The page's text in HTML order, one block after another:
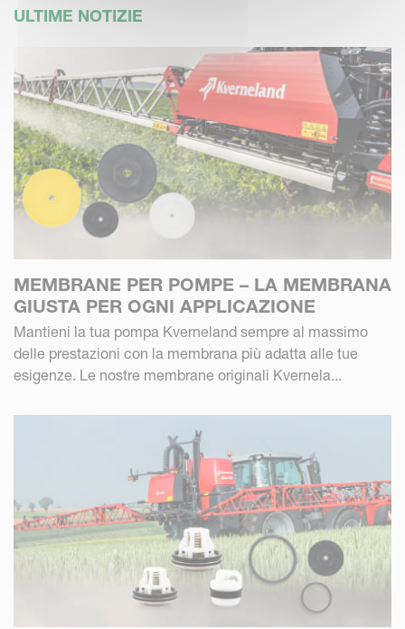
ULTIME NOTIZIE
MEMBRANE PER POMPE – LA MEMBRANA
GIUSTA PER OGNI APPLICAZIONE
Mantieni la tua pompa Kverneland sempre al massimo
delle prestazioni con la membrana più adatta alle tue
esigenze. Le nostre membrane originali Kvernela...